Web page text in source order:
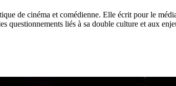
de cinéma et comédienne. Elle écrit pour le
liés à sa double culture et aux